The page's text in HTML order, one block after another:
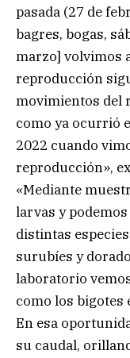
pasada (27 de
bagres, bogas,
marzo] volvimos
reproducción
movimientos del
como ya ocurrió
2022 cuando
reproducción»,
«Mediante
larvas y
distintas
surubíes y
laboratorio
como los bigotes
En esa
su caudal,